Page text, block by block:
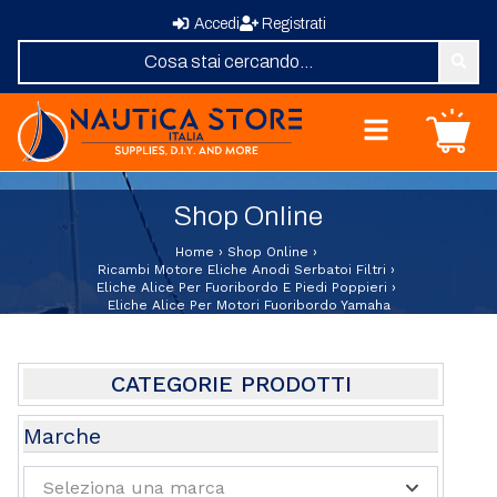
Accedi Registrati
Nautica Store Italia
Shop Online
Revisione Zattere
Fornitura Vele
Elica su Misura
Contatti
Carrello
Shop Online
Home › Shop Online ›
Ricambi Motore Eliche Anodi Serbatoi Filtri ›
Eliche Alice Per Fuoribordo E Piedi Poppieri ›
Eliche Alice Per Motori Fuoribordo Yamaha
CATEGORIE PRODOTTI
Abbigliamento e Sport
Attrezzature e Allestimenti Coperta
Marche
Seleziona una marca